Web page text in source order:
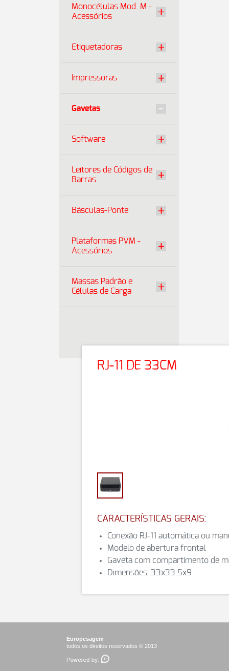
Monocélulas Mod. M -
Acessórios
Etiquetadoras
Impressoras
Gavetas
Software
Leitores de Códigos de
Barras
Básculas-Ponte
Plataformas PVM -
Acessórios
Massas Padrão e
Células de Carga
RJ-11 DE 33CM
CARACTERÍSTICAS GERAIS:
Conexão RJ-11 automática ou
Modelo de abertura frontal
Gaveta com compartimento de
Dimensões: 33x33.5x9
Europesagem
todos os direitos reservados © 2013